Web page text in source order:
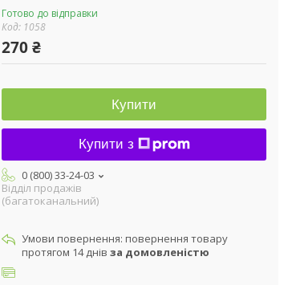
Готово до відправки
Код: 1058
270 ₴
Купити
Купити з
0 (800) 33-24-03
Відділ продажів
(багатоканальний)
повернення товару
протягом 14 днів за домовленістю